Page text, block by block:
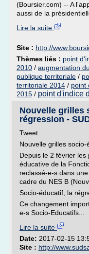
(Boursier.com) -- A
aussi de la
Lire la suite
Site : http://
Thèmes liés : point
2010 / augmentation
publique territoriale /
territoriale 2014 / point
2015 / point d'indice
Nouvelle grilles
régression -
Tweet
Nouvelle grilles
Depuis le 2 février
éducative de la
reclassé-e-s dans
cadre du NES B
Socio-éducatif, la
Ce changement
e-s Socio-Educatifs...
Lire la suite
Date: 2017-02-15
Site : http://